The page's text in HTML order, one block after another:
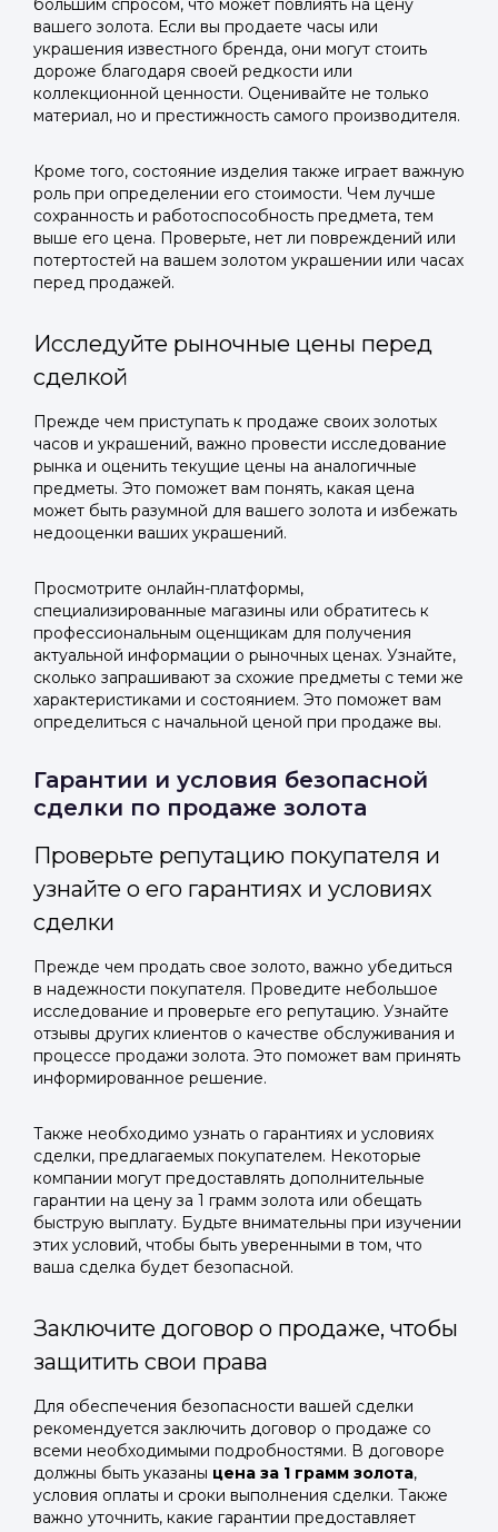
большим спросом, что может повлиять на цену
вашего золота. Если вы продаете часы или
украшения известного бренда, они могут стоить
дороже благодаря своей редкости или
коллекционной ценности. Оценивайте не только
материал, но и престижность самого производителя.
Кроме того, состояние изделия также играет важную
роль при определении его стоимости. Чем лучше
сохранность и работоспособность предмета, тем
выше его цена. Проверьте, нет ли повреждений или
потертостей на вашем золотом украшении или часах
перед продажей.
Исследуйте рыночные цены перед
сделкой
Прежде чем приступать к продаже своих золотых
часов и украшений, важно провести исследование
рынка и оценить текущие цены на аналогичные
предметы. Это поможет вам понять, какая цена
может быть разумной для вашего золота и избежать
недооценки ваших украшений.
Просмотрите онлайн-платформы,
специализированные магазины или обратитесь к
профессиональным оценщикам для получения
актуальной информации о рыночных ценах. Узнайте,
сколько запрашивают за схожие предметы с теми же
характеристиками и состоянием. Это поможет вам
определиться с начальной ценой при продаже вы.
Гарантии и условия безопасной
сделки по продаже золота
Проверьте репутацию покупателя и
узнайте о его гарантиях и условиях
сделки
Прежде чем продать свое золото, важно убедиться
в надежности покупателя. Проведите небольшое
исследование и проверьте его репутацию. Узнайте
отзывы других клиентов о качестве обслуживания и
процессе продажи золота. Это поможет вам принять
информированное решение.
Также необходимо узнать о гарантиях и условиях
сделки, предлагаемых покупателем. Некоторые
компании могут предоставлять дополнительные
гарантии на цену за 1 грамм золота или обещать
быструю выплату. Будьте внимательны при изучении
этих условий, чтобы быть уверенными в том, что
ваша сделка будет безопасной.
Заключите договор о продаже, чтобы
защитить свои права
Для обеспечения безопасности вашей сделки
рекомендуется заключить договор о продаже со
всеми необходимыми подробностями. В договоре
должны быть указаны цена за 1 грамм золота,
условия оплаты и сроки выполнения сделки. Также
важно уточнить, какие гарантии предоставляет